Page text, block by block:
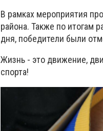
В рамках мероприятия
района. Также по итогам
дня, победители были
Жизнь - это движение,
спорта!